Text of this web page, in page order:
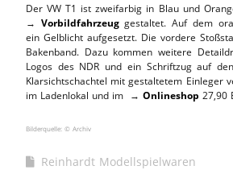
Der VW T1 ist zweifarbig in Blau und
→ Vorbildfahrzeuggestaltet. Auf dem
ein Gelblicht aufgesetzt. Die vordere
Bakenband. Dazu kommen weitere
Logos des NDR und ein Schriftzug auf
Klarsichtschachtel mit gestaltetem Einleger
im Ladenlokal und im → Onlineshop 27,90
Bilderquelle: © Archiv
Reinhardt Modellspielwaren